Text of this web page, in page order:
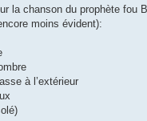
la chanson du prophète fou
moins évident):
à l’extérieur